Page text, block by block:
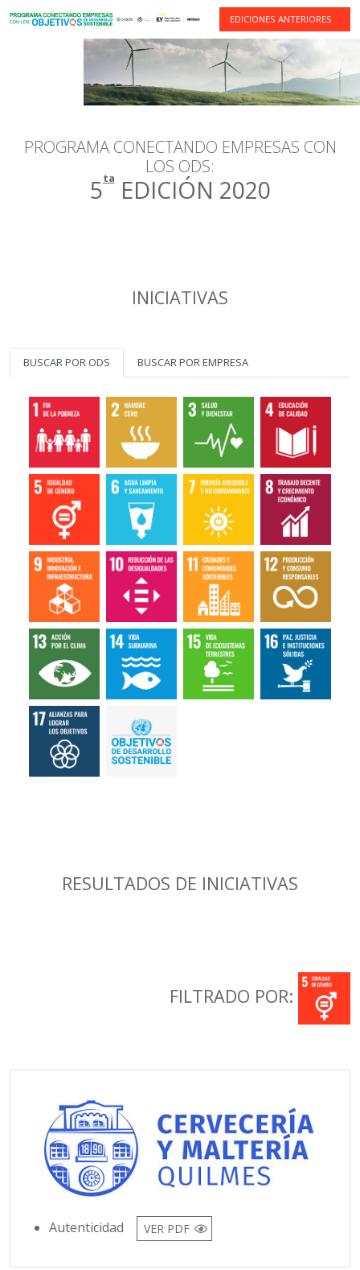
EDICIONES ANTERIORES
PROGRAMA CONECTANDO EMPRESAS CON
LOS ODS:
5taEDICIÓN 2020
INICIATIVAS
BUSCAR POR ODS BUSCAR POR EMPRESA
RESULTADOS DE INICIATIVAS
FILTRADO POR:
Autenticidad VER PDF